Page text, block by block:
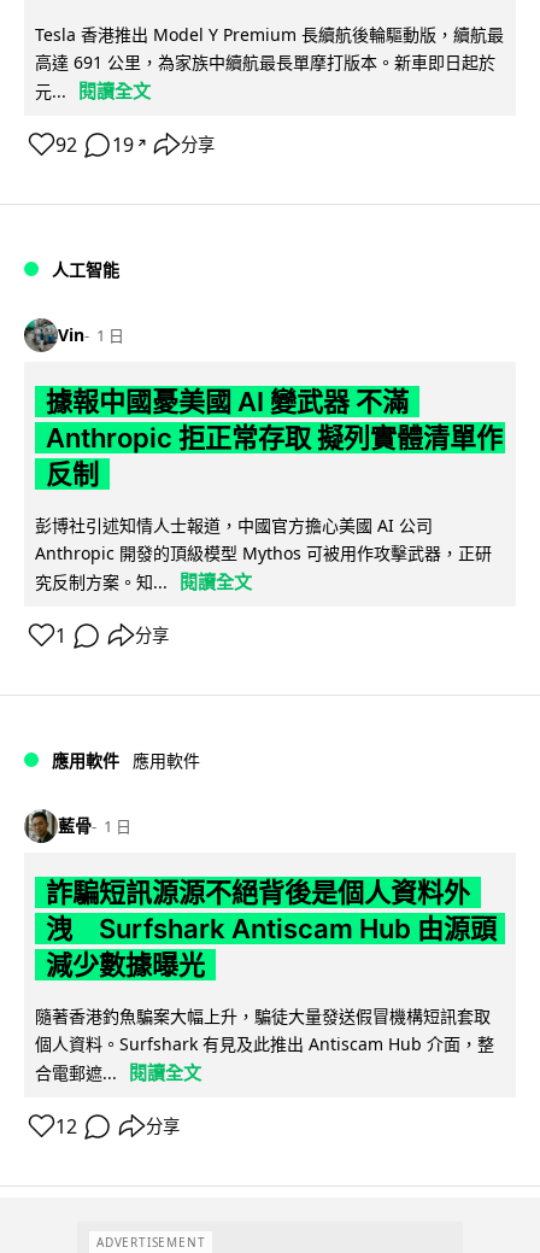
Tesla 香港推出 Model Y Premium 長續航後輪驅動版，續航最
高達 691 公里，為家族中續航最長單摩打版本。新車即日起於
元...
閱讀全文
92 19 ↗ 分享
人工智能
Vin 1 日
據報中國憂美國 AI 變武器 不滿
Anthropic 拒正常存取 擬列實體清單作
反制
彭博社引述知情人士報道，中國官方擔心美國 AI 公司
Anthropic 開發的頂級模型 Mythos 可被用作攻擊武器，正研
究反制方案。知...
閱讀全文
1 分享
應用軟件 應用軟件
藍骨 1 日
詐騙短訊源源不絕背後是個人資料外
洩 Surfshark Antiscam Hub 由源頭
減少數據曝光
隨著香港釣魚騙案大幅上升，騙徒大量發送假冒機構短訊套取
個人資料。Surfshark 有見及此推出 Antiscam Hub 介面，整
合電郵遮...
閱讀全文
12 分享
ADVERTISEMENT